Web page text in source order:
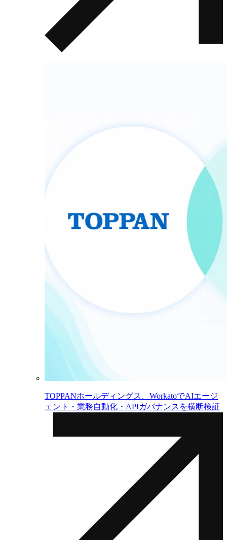
TOPPANホールディングス、WorkatoでAIエージ
ェント・業務自動化・APIガバナンスを横断検証